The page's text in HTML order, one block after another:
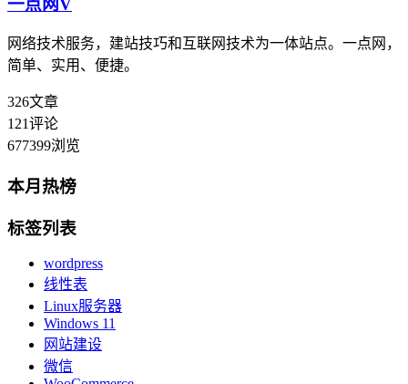
网络技术服务，建站技巧和互联网技术为一体站点。一点网，
简单、实用、便捷。
326文章
121评论
677399浏览
本月热榜
标签列表
wordpress
线性表
Linux服务器
Windows 11
网站建设
微信